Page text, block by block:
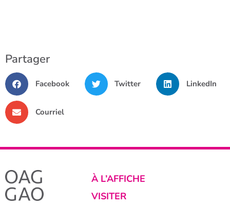
Partager
Facebook Twitter LinkedIn
Courriel
À L’AFFICHE
VISITER